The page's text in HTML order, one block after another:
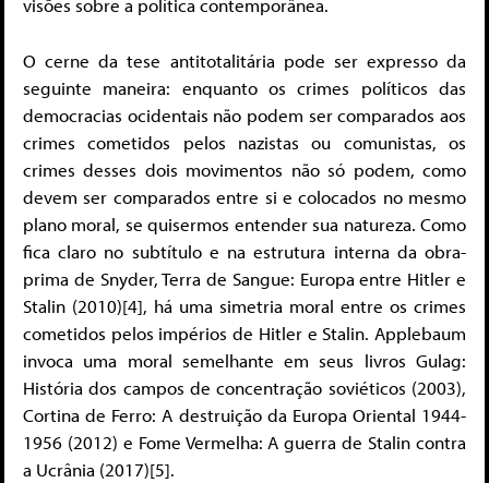
visões sobre a política contemporânea.
O cerne da tese antitotalitária pode ser expresso da
seguinte maneira: enquanto os crimes políticos das
democracias ocidentais não podem ser comparados aos
crimes cometidos pelos nazistas ou comunistas, os
crimes desses dois movimentos não só podem, como
devem ser comparados entre si e colocados no mesmo
plano moral, se quisermos entender sua natureza. Como
fica claro no subtítulo e na estrutura interna da obra-
prima de Snyder, Terra de Sangue: Europa entre Hitler e
Stalin (2010)[4], há uma simetria moral entre os crimes
cometidos pelos impérios de Hitler e Stalin. Applebaum
invoca uma moral semelhante em seus livros Gulag:
História dos campos de concentração soviéticos (2003),
Cortina de Ferro: A destruição da Europa Oriental 1944-
1956 (2012) e Fome Vermelha: A guerra de Stalin contra
a Ucrânia (2017)[5].